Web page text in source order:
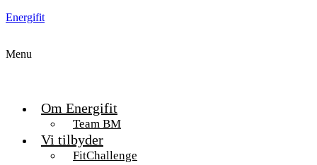
Energifit
Menu
Om Energifit
Team BM
Vi tilbyder
FitChallenge